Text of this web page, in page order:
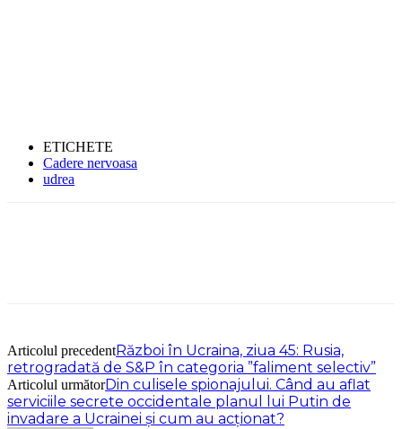
ETICHETE
Cadere nervoasa
udrea
Articolul precedentRăzboi în Ucraina, ziua 45: Rusia,
retrogradată de S&P în categoria ”faliment selectiv”
Articolul următorDin culisele spionajului. Când au aflat
serviciile secrete occidentale planul lui Putin de
invadare a Ucrainei şi cum au acţionat?